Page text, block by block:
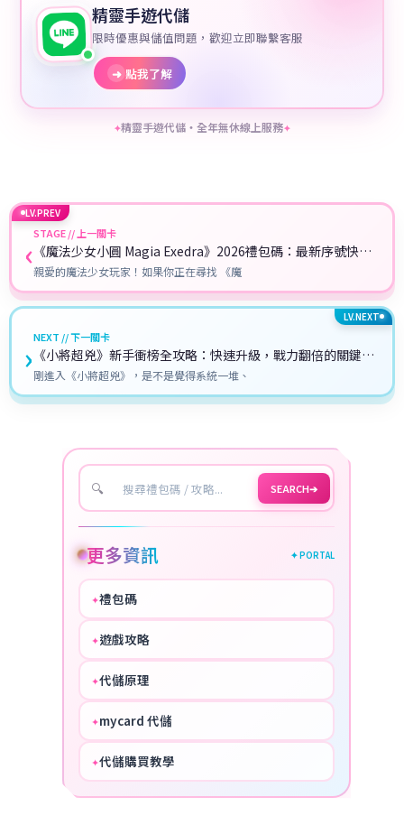
精靈手遊代儲
限時優惠與儲值問題，歡迎立即聯繫客服
➜ 點我了解
✦精靈手遊代儲・全年無休線上服務✦
LV.PREV
‹STAGE // 上一關卡
《魔法少女小圓 Magia Exedra》2026禮包碼：最新序號快速
兌換教學攻略
親愛的魔法少女玩家！如果你正在尋找 《魔
LV.NEXT
NEXT // 下一關卡
《小將超兇》新手衝榜全攻略：快速升級，戰力翻倍的關鍵技
巧！
剛進入《小將超兇》，是不是覺得系統一堆、
›
🔍 SEARCH➔
更多資訊 ✦ PORTAL
✦禮包碼
✦遊戲攻略
✦代儲原理
✦mycard 代儲
✦代儲購買教學